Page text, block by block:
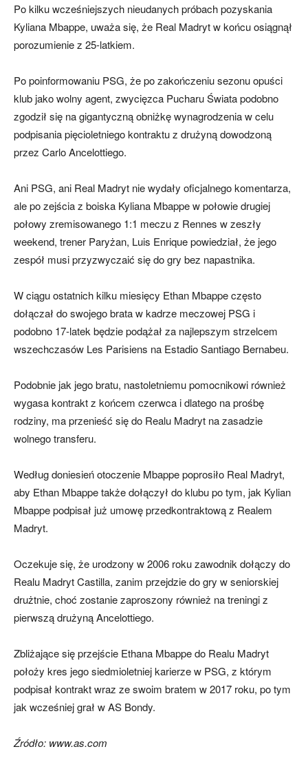
Po kilku wcześniejszych nieudanych próbach pozyskania
Kyliana Mbappe, uważa się, że Real Madryt w końcu osiągnął
porozumienie z 25-latkiem.
Po poinformowaniu PSG, że po zakończeniu sezonu opuści
klub jako wolny agent, zwycięzca Pucharu Świata podobno
zgodził się na gigantyczną obniżkę wynagrodzenia w celu
podpisania pięcioletniego kontraktu z drużyną dowodzoną
przez Carlo Ancelottiego.
Ani PSG, ani Real Madryt nie wydały oficjalnego komentarza,
ale po zejścia z boiska Kyliana Mbappe w połowie drugiej
połowy zremisowanego 1:1 meczu z Rennes w zeszły
weekend, trener Paryżan, Luis Enrique powiedział, że jego
zespół musi przyzwyczaić się do gry bez napastnika.
W ciągu ostatnich kilku miesięcy Ethan Mbappe często
dołączał do swojego brata w kadrze meczowej PSG i
podobno 17-latek będzie podążał za najlepszym strzelcem
wszechczasów Les Parisiens na Estadio Santiago Bernabeu.
Podobnie jak jego bratu, nastoletniemu pomocnikowi również
wygasa kontrakt z końcem czerwca i dlatego na prośbę
rodziny, ma przenieść się do Realu Madryt na zasadzie
wolnego transferu.
Według doniesień otoczenie Mbappe poprosiło Real Madryt,
aby Ethan Mbappe także dołączył do klubu po tym, jak Kylian
Mbappe podpisał już umowę przedkontraktową z Realem
Madryt.
Oczekuje się, że urodzony w 2006 roku zawodnik dołączy do
Realu Madryt Castilla, zanim przejdzie do gry w seniorskiej
drużtnie, choć zostanie zaproszony również na treningi z
pierwszą drużyną Ancelottiego.
Zbliżające się przejście Ethana Mbappe do Realu Madryt
położy kres jego siedmioletniej karierze w PSG, z którym
podpisał kontrakt wraz ze swoim bratem w 2017 roku, po tym
jak wcześniej grał w AS Bondy.
Źródło: www.as.com